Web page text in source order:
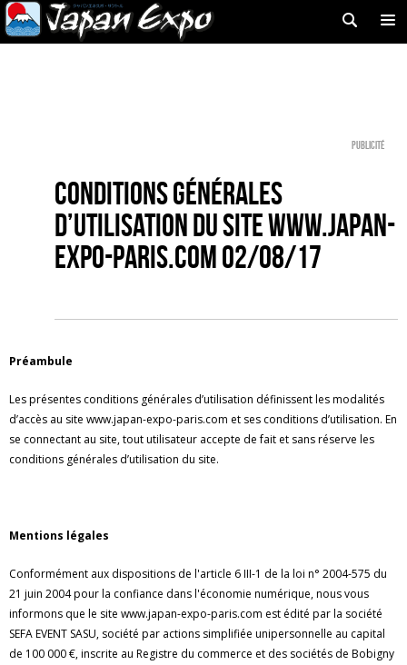
Publicité
Conditions générales
d’utilisation du site www.japan-
expo-paris.com 02/08/17
Préambule
Les présentes conditions générales d’utilisation définissent les modalités
d’accès au site www.japan-expo-paris.com et ses conditions d’utilisation. En
se connectant au site, tout utilisateur accepte de fait et sans réserve les
conditions générales d’utilisation du site.
Mentions légales
Conformément aux dispositions de l'article 6 III-1 de la loi n° 2004-575 du
21 juin 2004 pour la confiance dans l'économie numérique, nous vous
informons que le site www.japan-expo-paris.com est édité par la société
SEFA EVENT SASU, société par actions simplifiée unipersonnelle au capital
de 100 000 €, inscrite au Registre du commerce et des sociétés de Bobigny